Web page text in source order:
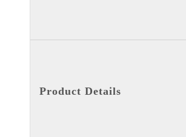
Product Details